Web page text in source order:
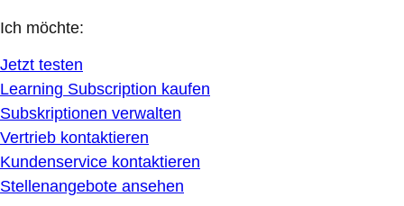
Ich möchte:
Jetzt testen
Learning Subscription kaufen
Subskriptionen verwalten
Vertrieb kontaktieren
Kundenservice kontaktieren
Stellenangebote ansehen